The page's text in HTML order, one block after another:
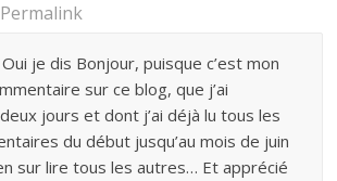
Permalink
je dis Bonjour, puisque c’est mon
sur ce blog, que j’ai
jours et dont j’ai déjà lu tous les
du début jusqu’au mois de juin
sur lire tous les autres… Et apprécié